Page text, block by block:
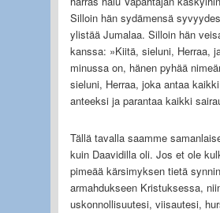
Silloin hän sydämensä
ylistää Jumalaa. Silloin hän
kanssa: »Kiitä, sieluni, Herraa,
minussa on, hänen pyhää
sieluni, Herraa, joka antaa
anteeksi ja parantaa kaikki
Tällä tavalla saamme
kuin Daavidilla oli. Jos et ole
pimeää kärsimyksen tietä
armahdukseen Kristuksessa,
uskonnollisuutesi, viisautesi,